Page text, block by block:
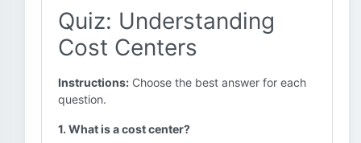
Quiz: Understanding
Cost Centers
Instructions: Choose the best answer for each
question.
1. What is a cost center?